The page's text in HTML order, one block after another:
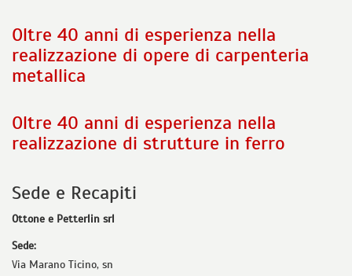
Oltre 40 anni di esperienza nella
realizzazione di opere di carpenteria
metallica
Oltre 40 anni di esperienza nella
realizzazione di strutture in ferro
Sede e Recapiti
Ottone e Petterlin srl
Sede:
Via Marano Ticino, sn